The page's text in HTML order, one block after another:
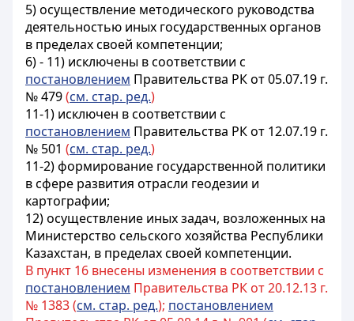
5) осуществление методического руководства
деятельностью иных государственных органов
в пределах своей компетенции;
6) - 11) исключены в соответствии с
постановлением Правительства РК от 05.07.19 г.
№ 479(см. стар. ред.)
11-1) исключен в соответствии с
постановлением Правительства РК от 12.07.19 г.
№ 501 (см. стар. ред.)
11-2) формирование государственной политики
в сфере развития отрасли геодезии и
картографии;
12) осуществление иных задач, возложенных на
Министерство сельского хозяйства Республики
Казахстан, в пределах своей компетенции.
В пункт 16 внесены изменения в соответствии с
постановлением Правительства РК от 20.12.13 г.
№ 1383 (см. стар. ред.); постановлением